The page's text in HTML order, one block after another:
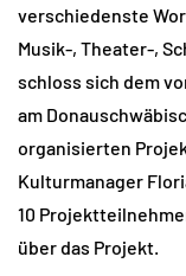
verschiedenste
Musik-, Theater-,
schloss sich dem
am
organisierten
Kulturmanager
10
über das Projekt.